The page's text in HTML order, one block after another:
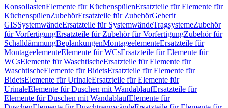
KonsollastenElemente für KüchenspülenErsatzteile für Elemente für
KüchenspülenZubehörErsatzteile für ZubehörGeberit
GISSystemwändeErsatzteile für SystemwändeTragsystemeZubehör
für VorfertigungErsatzteile für Zubehör für VorfertigungZubehör für
SchalldämmungBeplankungenMontageelementeErsatzteile für
MontageelementeElemente für WCsErsatzteile für Elemente für
WCsElemente für WaschtischeErsatzteile für Elemente für
WaschtischeElemente für BidetsErsatzteile für Elemente für
BidetsElemente für UrinaleErsatzteile für Elemente für
UrinaleElemente für Duschen mit WandablaufErsatzteile für
Elemente für Duschen mit WandablaufElemente für